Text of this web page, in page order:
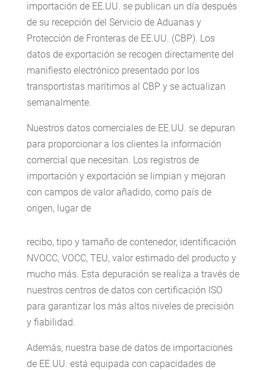
importación de EE.UU. se publican un día después
de su recepción del Servicio de Aduanas y
Protección de Fronteras de EE.UU. (CBP). Los
datos de exportación se recogen directamente del
manifiesto electrónico presentado por los
transportistas marítimos al CBP y se actualizan
semanalmente.
Nuestros datos comerciales de EE.UU. se depuran
para proporcionar a los clientes la información
comercial que necesitan. Los registros de
importación y exportación se limpian y mejoran
con campos de valor añadido, como país de
origen, lugar de
recibo, tipo y tamaño de contenedor, identificación
NVOCC, VOCC, TEU, valor estimado del producto y
mucho más. Esta depuración se realiza a través de
nuestros centros de datos con certificación ISO
para garantizar los más altos niveles de precisión
y fiabilidad.
Además, nuestra base de datos de importaciones
de EE.UU. está equipada con capacidades de